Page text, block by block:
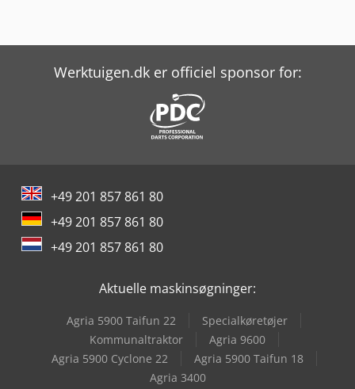
Werktuigen.dk er officiel sponsor for:
+49 201 857 861 80
+49 201 857 861 80
+49 201 857 861 80
Aktuelle maskinsøgninger:
Agria 5900 Taifun 22
Specialkøretøjer
Kommunaltraktor
Agria 9600
Agria 5900 Cyclone 22
Agria 5900 Taifun 18
Agria 3400